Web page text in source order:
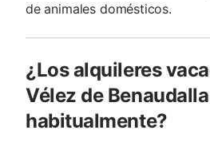
de animales domésticos.
¿Los alquileres
Vélez de
habitualmente?